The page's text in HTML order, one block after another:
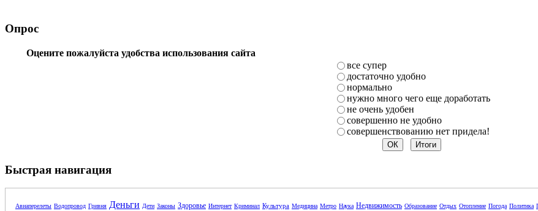
Опрос
Оцените пожалуйста удобства использования сайта
все супер
достаточно удобно
нормально
нужно много чего еще доработать
не очень удобен
совершенно не удобно
совершенствованию нет придела!
Быстрая навигация
Авиаперелеты Водопровод Гривня Деньги Дети Законы Здоровье Интернет Криминал Культура Медицина Метро Наука Недвижимость Образование Отдых Отопление Погода Политика